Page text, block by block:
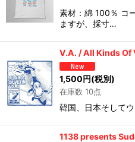
素材：綿 100％ コ
ますが、採寸…
V.A. / All Kinds
1,500円(税別)
在庫数 10点
韓国、日本そして
1138 presents